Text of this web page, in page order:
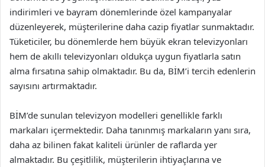
indirimleri ve bayram dönemlerinde özel kampanyalar
düzenleyerek, müşterilerine daha cazip fiyatlar sunmaktadır.
Tüketiciler, bu dönemlerde hem büyük ekran televizyonları
hem de akıllı televizyonları oldukça uygun fiyatlarla satın
alma fırsatına sahip olmaktadır. Bu da, BİM’i tercih edenlerin
sayısını artırmaktadır.
BİM’de sunulan televizyon modelleri genellikle farklı
markaları içermektedir. Daha tanınmış markaların yanı sıra,
daha az bilinen fakat kaliteli ürünler de raflarda yer
almaktadır. Bu çeşitlilik, müşterilerin ihtiyaçlarına ve